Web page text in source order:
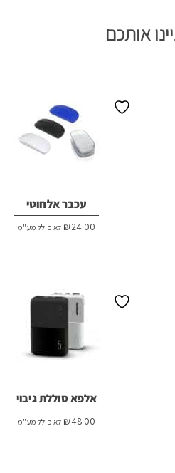
אותכם
עכבר אלחוטי
₪24.00 לא כולל מע"מ
אלפא סוללת גיבוי
₪48.00 לא כולל מע"מ